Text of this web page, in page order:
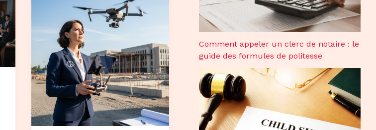
Comment appeler un clerc de notaire : le
guide des formules de politesse